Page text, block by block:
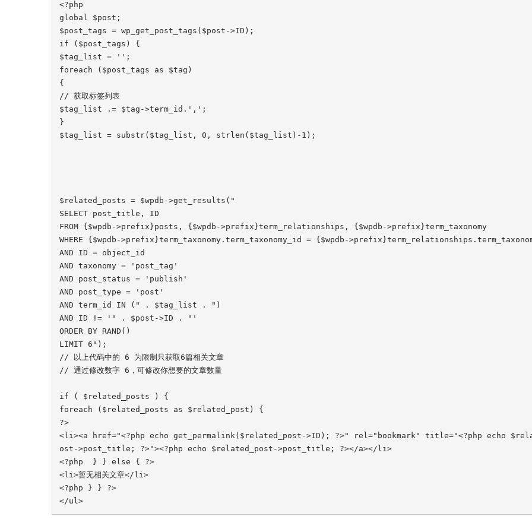
<?php
global $post;
$post_tags = wp_get_post_tags($post->ID);
if ($post_tags) {
$tag_list = '';
foreach ($post_tags as $tag)
{
// 获取标签列表
$tag_list .= $tag->term_id.',';
}
$tag_list = substr($tag_list, 0, strlen($tag_list)-1);
$related_posts = $wpdb->get_results("
SELECT post_title, ID
FROM {$wpdb->prefix}posts, {$wpdb->prefix}term_relationships, {$wpdb->prefix}term_taxonomy
WHERE {$wpdb->prefix}term_taxonomy.term_taxonomy_id = {$wpdb-
AND ID = object_id
AND taxonomy = 'post_tag'
AND post_status = 'publish'
AND post_type = 'post'
AND term_id IN (" . $tag_list . ")
AND ID != '" . $post->ID . "'
ORDER BY RAND()
LIMIT 6");
// 以上代码中的 6 为限制只获取6篇相关文章
// 通过修改数字 6，可修改你想要的文章数量
if ( $related_posts ) {
foreach ($related_posts as $related_post) {
?>
<li><a href="<?php echo get_permalink($related_post->ID); ?>" rel="bookmark" title="<?php echo
ost->post_title; ?>"><?php echo $related_post->post_title; ?></a></li>
<?php  } } else { ?>
<li>暂无相关文章</li>
<?php } } ?>
</ul>